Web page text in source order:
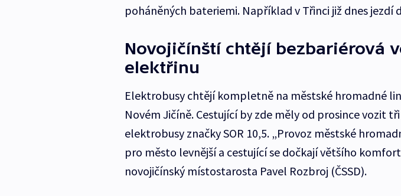
poháněných bateriemi. Například v Třinci již dnes jezdí
Novojičínští chtějí bezbariérová
elektřinu
Elektrobusy chtějí kompletně na městské hromadné
Novém Jičíně. Cestující by zde měly od prosince vozit
elektrobusy značky SOR 10,5. „Provoz městské
pro město levnější a cestující se dočkají většího
novojičínský místostarosta Pavel Rozbroj (ČSSD).